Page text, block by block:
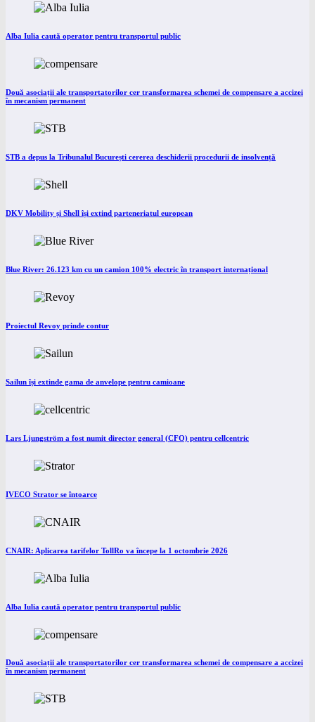
Alba Iulia caută operator pentru transportul public
Două asociații ale transportatorilor cer transformarea schemei de compensare a accizei
în mecanism permanent
STB a depus la Tribunalul București cererea deschiderii procedurii de insolvență
DKV Mobility și Shell își extind parteneriatul european
Blue River: 26.123 km cu un camion 100% electric în transport internațional
Proiectul Revoy prinde contur
Sailun își extinde gama de anvelope pentru camioane
Lars Ljungström a fost numit director general (CFO) pentru cellcentric
IVECO Strator se întoarce
CNAIR: Aplicarea tarifelor TollRo va începe la 1 octombrie 2026
Alba Iulia caută operator pentru transportul public
Două asociații ale transportatorilor cer transformarea schemei de compensare a accizei
în mecanism permanent